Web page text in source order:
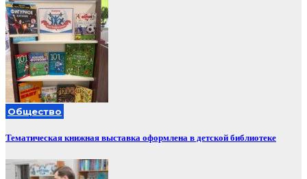
Общество
Тематическая книжная выставка оформлена в детской библиотеке